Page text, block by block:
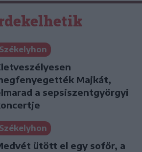
Székelyhon
Majkát,
a sepsiszentgyörgyi
Székelyhon
ütött el egy sofőr, a